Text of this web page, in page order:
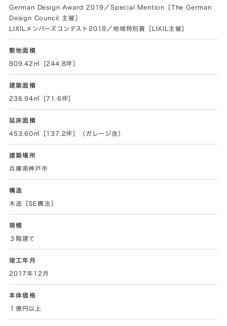
German Design Award 2019／Special Mention［The German
Design Council 主催］
LIXILメンバーズコンテスト2018／地域特別賞［LIXIL主催］
敷地面積
809.42㎡［244.8坪］
建築面積
236.94㎡［71.6坪］
延床面積
453.60㎡［137.2坪］（ガレージ含）
建築場所
兵庫県神戸市
構造
木造［SE構法］
規模
３階建て
竣工年月
2017年12月
本体価格
１億円以上